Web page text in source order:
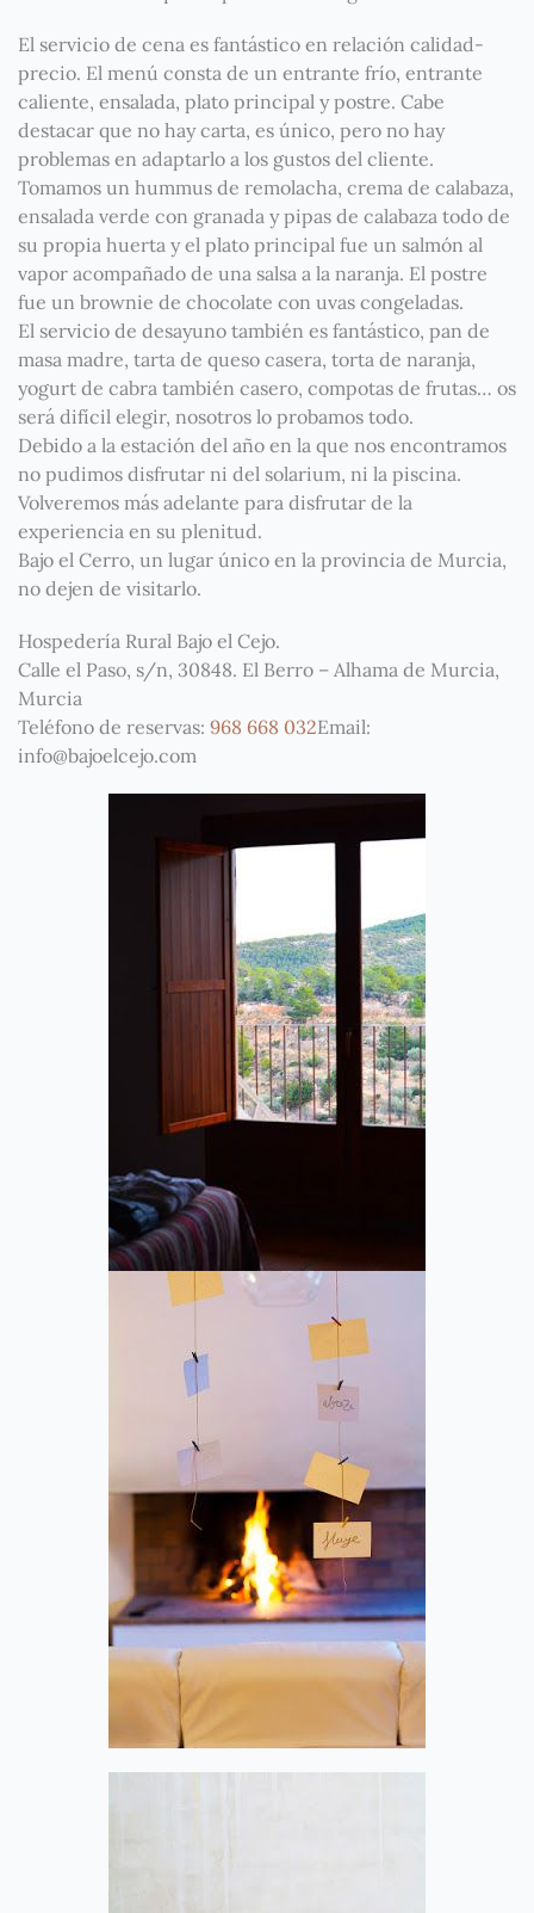
El servicio de cena es fantástico en relación calidad-
precio. El menú consta de un entrante frío, entrante
caliente, ensalada, plato principal y postre. Cabe
destacar que no hay carta, es único, pero no hay
problemas en adaptarlo a los gustos del cliente.
Tomamos un hummus de remolacha, crema de calabaza,
ensalada verde con granada y pipas de calabaza todo de
su propia huerta y el plato principal fue un salmón al
vapor acompañado de una salsa a la naranja. El postre
fue un brownie de chocolate con uvas congeladas.
El servicio de desayuno también es fantástico, pan de
masa madre, tarta de queso casera, torta de naranja,
yogurt de cabra también casero, compotas de frutas… os
será difícil elegir, nosotros lo probamos todo.
Debido a la estación del año en la que nos encontramos
no pudimos disfrutar ni del solarium, ni la piscina.
Volveremos más adelante para disfrutar de la
experiencia en su plenitud.
Bajo el Cerro, un lugar único en la provincia de Murcia,
no dejen de visitarlo.
Hospedería Rural Bajo el Cejo.
Calle el Paso, s/n, 30848. El Berro – Alhama de Murcia,
Murcia
Teléfono de reservas: 968 668 032Email:
info@bajoelcejo.com